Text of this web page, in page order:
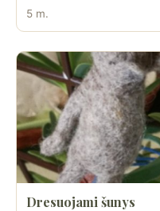
5 m.
Dresuojami šunys